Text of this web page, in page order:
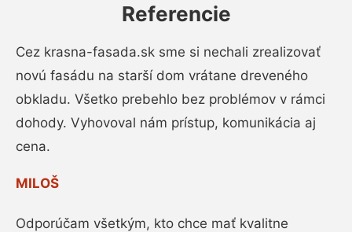
Referencie
Cez krasna-fasada.sk sme si nechali zrealizovať
novú fasádu na starší dom vrátane dreveného
obkladu. Všetko prebehlo bez problémov v rámci
dohody. Vyhovoval nám prístup, komunikácia aj
cena.
MILOŠ
Odporúčam všetkým, kto chce mať kvalitne